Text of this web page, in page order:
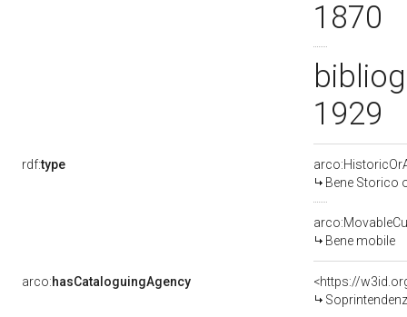
1870
1929
rdf:type
Bene Storico
Bene mobile
arco:hasCataloguingAgency
<https://